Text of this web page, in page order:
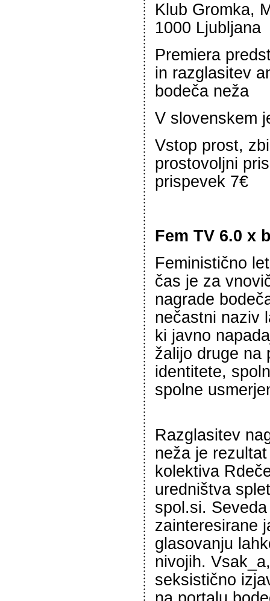
Klub Gromka,
1000 Ljubljana
Premiera
in razglasitev
bodeča neža
V slovenskem
Vstop prost,
prostovoljni
prispevek 7€
Fem TV 6.0 x
Feministično
čas je za
nagrade
nečastni naziv
ki javno
žalijo druge na
identitete,
spolne
Razglasitev
neža je
kolektiva
uredništva
spol.si.
zainteresirane
glasovanju
nivojih.
seksistično